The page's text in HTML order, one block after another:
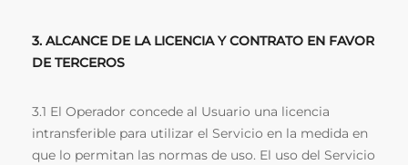
3. ALCANCE DE LA LICENCIA Y CONTRATO EN FAVOR
DE TERCEROS
3.1 El Operador concede al Usuario una licencia
intransferible para utilizar el Servicio en la medida en
que lo permitan las normas de uso. El uso del Servicio